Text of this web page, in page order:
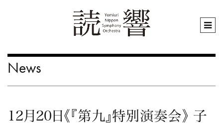
News
12月20日《『第九』特別演奏会》 子